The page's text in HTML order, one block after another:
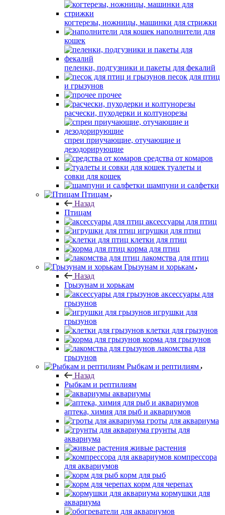
когтерезы, ножницы, машинки для стрижки
наполнители для
кошек
пеленки, подгузники и пакеты для фекалий
песок для птиц
и грызунов
прочее
расчески, пуходерки и колтунорезы
спреи приучающие, отучающие и
дезодорирующие
средства от комаров
туалеты и
совки для кошек
шампуни и салфетки
Птицам
Назад
Птицам
аксессуары для птиц
игрушки для птиц
клетки для птиц
корма для птиц
лакомства для птиц
Грызунам и хорькам
Назад
Грызунам и хорькам
аксессуары для
грызунов
игрушки для
грызунов
клетки для грызунов
корма для грызунов
лакомства для
грызунов
Рыбкам и рептилиям
Назад
Рыбкам и рептилиям
аквариумы
аптека, химия для рыб и аквариумов
гроты для аквариума
грунты для
аквариума
живые растения
компрессора
для аквариумов
корм для рыб
корм для черепах
кормушки для
аквариума